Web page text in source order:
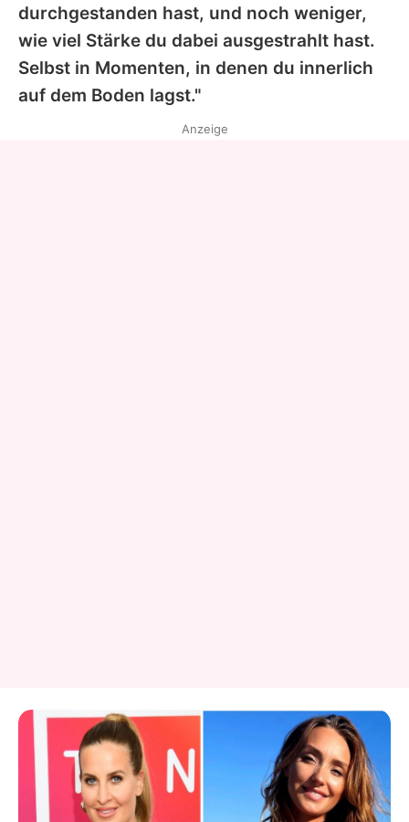
durchgestanden hast, und noch weniger,
wie viel Stärke du dabei ausgestrahlt hast.
Selbst in Momenten, in denen du innerlich
auf dem Boden lagst."
Anzeige